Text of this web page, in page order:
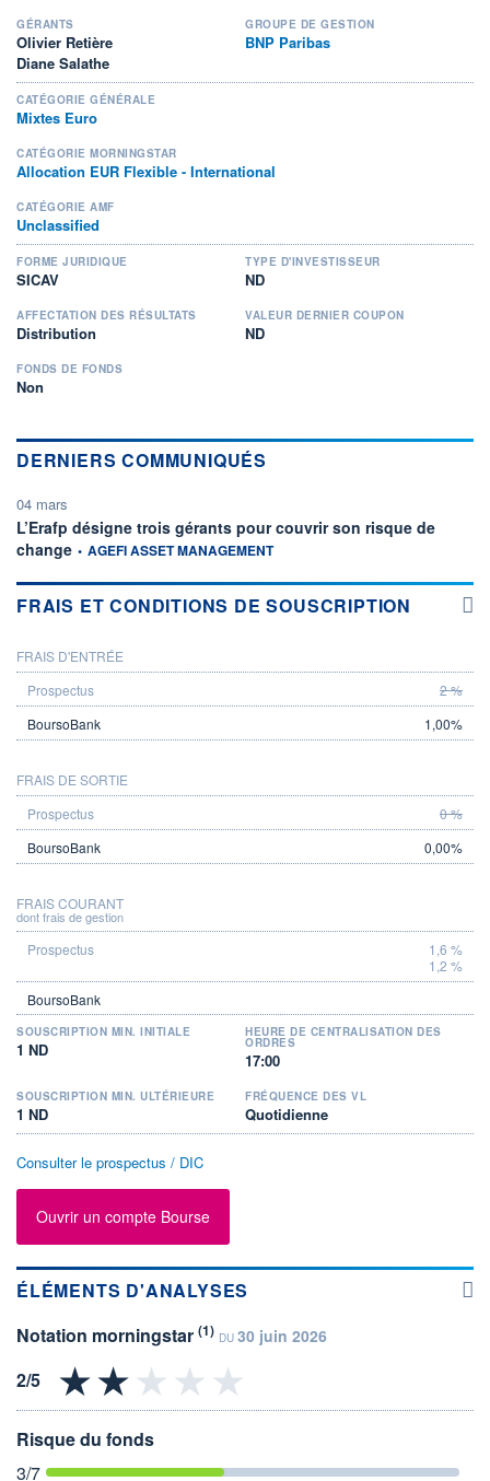
GÉRANTS
Olivier Retière
Diane Salathe
GROUPE DE GESTION
BNP Paribas
CATÉGORIE GÉNÉRALE
Mixtes Euro
CATÉGORIE MORNINGSTAR
Allocation EUR Flexible - International
CATÉGORIE AMF
Unclassified
FORME JURIDIQUE
SICAV
TYPE D'INVESTISSEUR
ND
AFFECTATION DES RÉSULTATS
Distribution
VALEUR DERNIER COUPON
ND
FONDS DE FONDS
Non
DERNIERS COMMUNIQUÉS
04 mars
L’Erafp désigne trois gérants pour couvrir son risque de
change information fournie par
• AGEFI ASSET MANAGEMENT
FRAIS ET CONDITIONS DE SOUSCRIPTION
PROSPECTUS
FRAIS D'ENTRÉE
2 %
1,00%
FRAIS DE SORTIE
0 %
0,00%
FRAIS COURANT
dont frais de gestion
1,6 %
1,2 %
SOUSCRIPTION MIN. INITIALE
1 ND
HEURE DE CENTRALISATION DES
ORDRES
17:00
SOUSCRIPTION MIN. ULTÉRIEURE
1 ND
FRÉQUENCE DES VL
Quotidienne
Consulter le prospectus / DIC
Ouvrir un compte Bourse
ÉLÉMENTS D'ANALYSES
Notation morningstar (1) DU 30 juin 2026
Risque du fonds
3/7